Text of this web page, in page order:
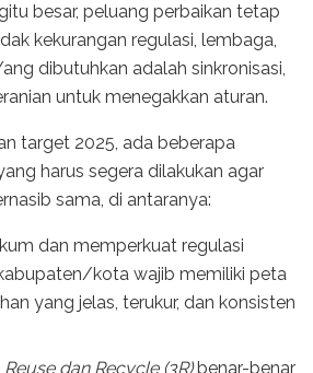
besar, peluang perbaikan tetap
kekurangan regulasi, lembaga,
dibutuhkan adalah sinkronisasi,
untuk menegakkan aturan.
target 2025, ada beberapa
harus segera dilakukan agar
sama, di antaranya:
dan memperkuat regulasi
kota wajib memiliki peta
yang jelas, terukur, dan konsisten
Reuse dan Recycle (3R)benar-benar